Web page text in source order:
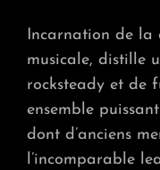
Incarnation de la
musicale, distille
rocksteady et de
ensemble
dont d’anciens
l’incomparable